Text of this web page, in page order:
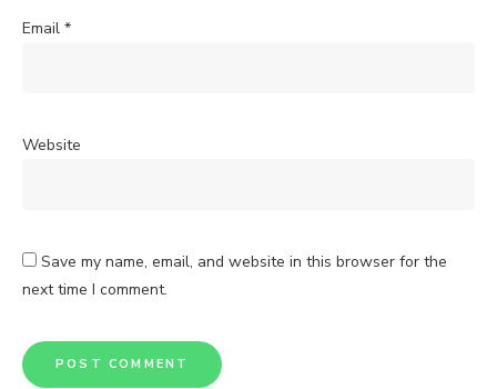
Email *
Website
Save my name, email, and website in this browser for the
next time I comment.